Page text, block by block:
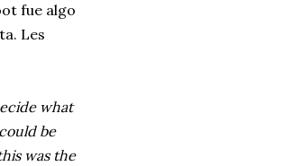
fue algo
Les
what
be
was the